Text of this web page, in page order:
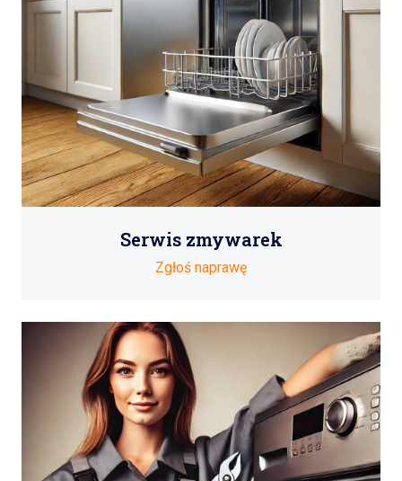
Serwis zmywarek
Zgłoś naprawę